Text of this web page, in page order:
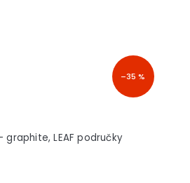
–35 %
graphite, LEAF područky